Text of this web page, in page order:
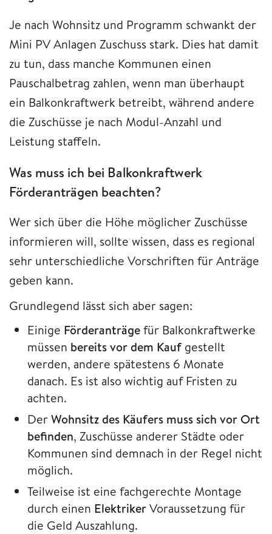
Je nach Wohnsitz und Programm schwankt der
Mini PV Anlagen Zuschuss stark. Dies hat damit
zu tun, dass manche Kommunen einen
Pauschalbetrag zahlen, wenn man überhaupt
ein Balkonkraftwerk betreibt, während andere
die Zuschüsse je nach Modul-Anzahl und
Leistung staffeln.
Was muss ich bei Balkonkraftwerk
Förderanträgen beachten?
Wer sich über die Höhe möglicher Zuschüsse
informieren will, sollte wissen, dass es regional
sehr unterschiedliche Vorschriften für Anträge
geben kann.
Grundlegend lässt sich aber sagen:
Einige Förderanträgefür Balkonkraftwerke
müssen bereits vor dem Kaufgestellt
werden, andere spätestens 6 Monate
danach. Es ist also wichtig auf Fristen zu
achten.
DerWohnsitz des Käufers muss sich vor Ort
befinden, Zuschüsse anderer Städte oder
Kommunen sind demnach in der Regel nicht
möglich.
Teilweise ist eine fachgerechte Montage
durch einen ElektrikerVoraussetzung für
die Geld Auszahlung.